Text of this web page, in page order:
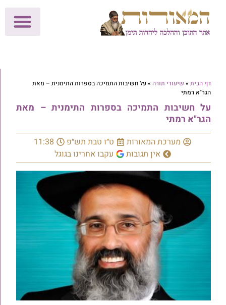
דף הבית » שיעורי תורה » על חשיבות התמיכה בספרות התימנית – מאת
הגר"א רמתי
על חשיבות התמיכה בספרות התימנית – מאת
הגר"א רמתי
מערכת המאורות ט״ו טבת תש״פ
11:38
אין תגובות
עקבו אחרינו בגוגל